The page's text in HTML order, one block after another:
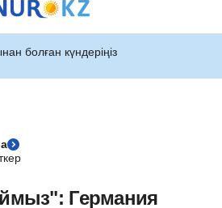
болған күндеріңіз
Германия